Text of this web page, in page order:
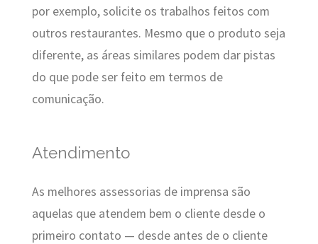
por exemplo, solicite os trabalhos feitos com
outros restaurantes. Mesmo que o produto seja
diferente, as áreas similares podem dar pistas
do que pode ser feito em termos de
comunicação.
Atendimento
As melhores assessorias de imprensa são
aquelas que atendem bem o cliente desde o
primeiro contato — desde antes de o cliente